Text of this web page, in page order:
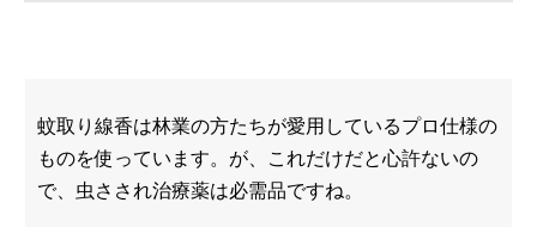
蚊取り線香は林業の方たちが愛用しているプロ仕様の
ものを使っています。が、これだけだと心許ないの
で、虫さされ治療薬は必需品ですね。